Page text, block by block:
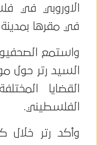
الاوروبي في
في مقرها
واستمع
السيد رتر حول
القضايا
الفلسطيني.
وأكد رتر خلال